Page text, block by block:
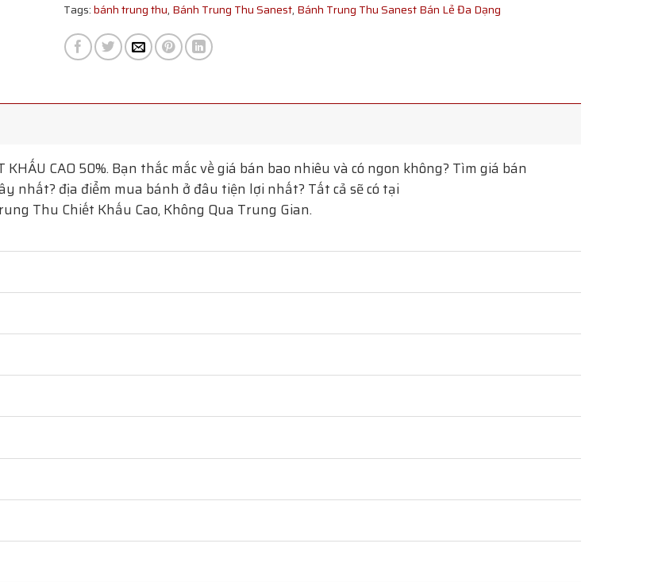
Tags:bánh trung thu, Bánh Trung Thu Sanest, Bánh Trung Thu Sanest Bán Lẻ Đa Dạng
KHẤU CAO 50%. Bạn thắc mắc về giá bán bao nhiêu và có ngon không? Tìm giá bán
nhất? địa điểm mua bánh ở đâu tiện lợi nhất? Tất cả sẽ có tại
Thu Chiết Khấu Cao, Không Qua Trung Gian.